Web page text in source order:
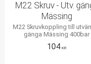
M22 Skruv - Utv.
Mässing
M22 Skruvkoppling till
gänga Mässing 400bar
104 KR